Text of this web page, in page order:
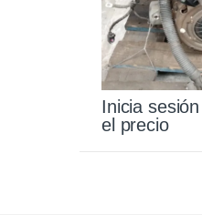
Inicia
el precio